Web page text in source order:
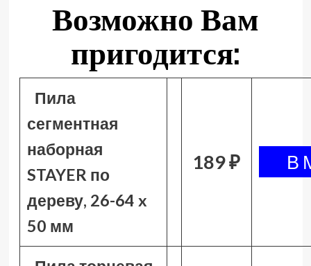
Возможно Вам
пригодится:
Пила
сегментная
наборная
STAYER по
дереву, 26-64 x
50 мм
189 ₽